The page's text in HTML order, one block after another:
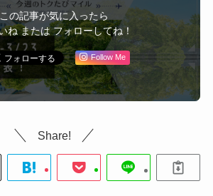
この記事が気に入ったら
ね または フォローしてね！
Follow Me
Share!